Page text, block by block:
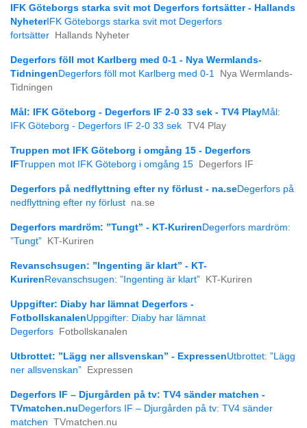
IFK Göteborgs starka svit mot Degerfors fortsätter - Hallands
NyheterIFK Göteborgs starka svit mot Degerfors
fortsätter
Hallands Nyheter
Degerfors föll mot Karlberg med 0-1 - Nya Wermlands-
Tidningen Degerfors föll mot Karlberg med 0-1
Nya Wermlands-
Tidningen
Mål: IFK Göteborg - Degerfors IF 2-0 33 sek - TV4 PlayMål:
IFK Göteborg - Degerfors IF 2-0 33 sek TV4 Play
Truppen mot IFK Göteborg i omgång 15 - Degerfors
IFTruppen mot IFK Göteborg i omgång 15 Degerfors IF
Degerfors på nedflyttning efter ny förlust - na.seDegerfors på
nedflyttning efter ny förlust na.se
Degerfors mardröm: ”Tungt” - KT-Kuriren Degerfors mardröm:
”Tungt”
KT-Kuriren
Revanschsugen: ”Ingenting är klart” - KT-
Kuriren Revanschsugen: ”Ingenting är klart” KT-Kuriren
Uppgifter: Diaby har lämnat Degerfors -
FotbollskanalenUppgifter: Diaby har lämnat
Degerfors
Fotbollskanalen
Utbrottet: ”Lägg ner allsvenskan” - ExpressenUtbrottet: ”Lägg
ner allsvenskan”
Expressen
Degerfors IF – Djurgården på tv: TV4 sänder matchen -
TVmatchen.nu Degerfors IF – Djurgården på tv: TV4 sänder
matchen TVmatchen.nu